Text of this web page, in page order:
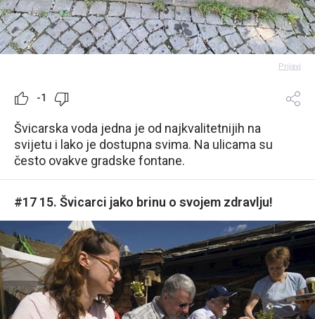
Prijavi
-1
Švicarska voda jedna je od najkvalitetnijih na
svijetu i lako je dostupna svima. Na ulicama su
često ovakve gradske fontane.
#17 15. Švicarci jako brinu o svojem zdravlju!